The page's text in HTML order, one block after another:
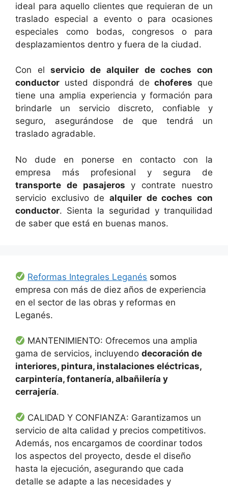
ideal para aquello clientes que requieran de un
traslado especial a evento o para ocasiones
especiales como bodas, congresos o para
desplazamientos dentro y fuera de la ciudad.
Con elservicio de alquiler de coches con
conductor usted dispondrá dechoferes que
tiene una amplia experiencia y formación para
brindarle un servicio discreto, confiable y
seguro, asegurándose de que tendrá un
traslado agradable.
No dude en ponerse en contacto con la
empresa más profesional y segura de
transporte de pasajeros y contrate nuestro
servicio exclusivo de alquiler de coches con
conductor. Sienta la seguridad y tranquilidad
de saber que está en buenas manos.
Reformas Integrales Leganés somos
empresa con más de diez años de experiencia
en el sector de las obras y reformas en
Leganés.
MANTENIMIENTO: Ofrecemos una amplia
gama de servicios, incluyendo decoración de
interiores, pintura, instalaciones eléctricas,
carpintería, fontanería, albañilería y
cerrajería.
CALIDAD Y CONFIANZA: Garantizamos un
servicio de alta calidad y precios competitivos.
Además, nos encargamos de coordinar todos
los aspectos del proyecto, desde el diseño
hasta la ejecución, asegurando que cada
detalle se adapte a las necesidades y